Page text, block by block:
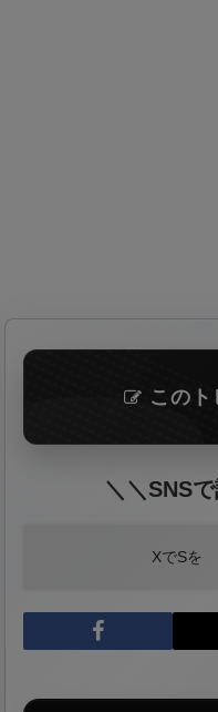
このト
＼＼SNS
XでSを